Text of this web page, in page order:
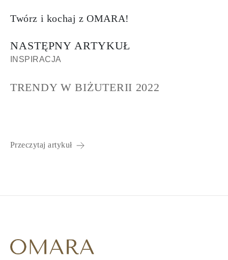
Twórz i kochaj z OMARA!
NASTĘPNY ARTYKUŁ
INSPIRACJA
TRENDY W BIŻUTERII 2022
Przeczytaj artykuł